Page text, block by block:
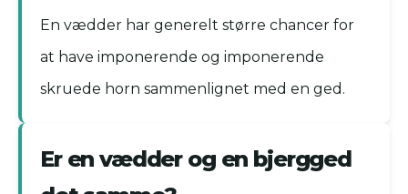
En vædder har generelt større chancer for
at have imponerende og imponerende
skruede horn sammenlignet med en ged.
Er en vædder og en bjergged